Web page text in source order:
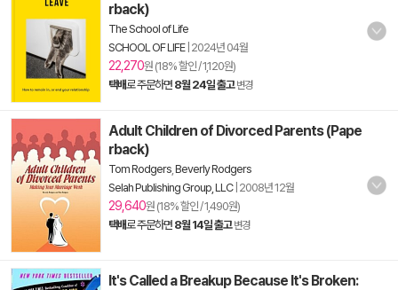
rback)
The School of Life
SCHOOL OF LIFE| 2024년 04월
22,270원 (18% 할인 / 1,120원)
택배로 주문하면 8월 24일 출고 변경
Adult Children of Divorced Parents (Pape
rback)
Tom Rodgers Beverly Rodgers
Selah Publishing Group, LLC| 2008년 12월
29,640원 (18% 할인 / 1,490원)
택배로 주문하면 8월 14일 출고 변경
It's Called a Breakup Because It's Broken: